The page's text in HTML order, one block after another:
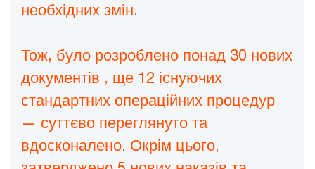
необхідних змін.
Тож, було розроблено понад 30 нових
документів , ще 12 існуючих
стандартних операційних процедур
— суттєво переглянуто та
вдосконалено. Окрім цього,